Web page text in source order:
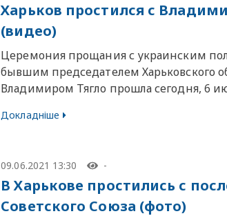
Харьков простился с
(видео)
Церемония прощания с украинским
бывшим председателем Харьковского
Владимиром Тягло прошла сегодня, 6
Докладніше
09.06.2021 13:30 -
В Харькове простились с
Советского Союза (фото)